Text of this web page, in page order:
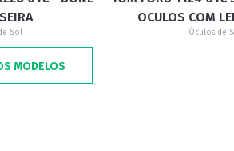
Sol
MODELOS
OCULOS COM
Óculos de